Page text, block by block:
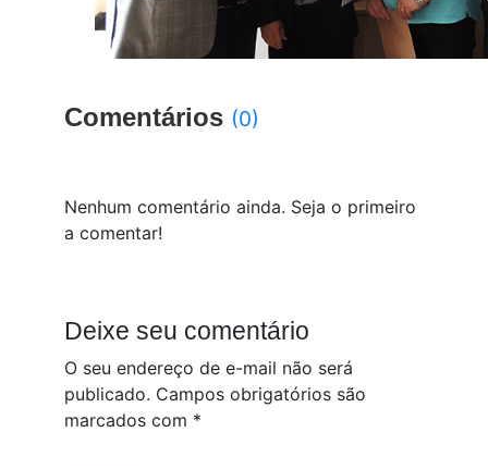
Comentários (0)
Nenhum comentário ainda. Seja o primeiro
a comentar!
Deixe seu comentário
O seu endereço de e-mail não será
publicado. Campos obrigatórios são
marcados com *